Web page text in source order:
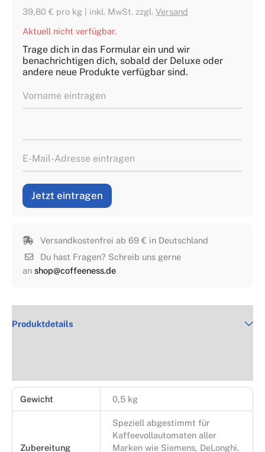
39,80 € pro kg | inkl. MwSt. zzgl. Versand
Aktuell nicht verfügbar.
Trage dich in das Formular ein und wir
benachrichtigen dich, sobald der Deluxe oder
andere neue Produkte verfügbar sind.
Jetzt eintragen
Versandkostenfrei ab 69 € in Deutschland
Du hast Fragen? Schreib uns gerne
an shop@coffeeness.de
Produktdetails
Gewicht 0,5 kg
Zubereitung
Speziell abgestimmt für
Kaffeevollautomaten aller
Marken wie Siemens, DeLonghi,